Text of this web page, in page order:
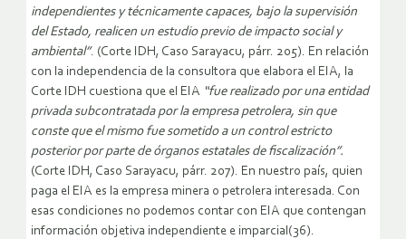
independientes y técnicamente capaces, bajo la supervisión
del Estado, realicen un estudio previo de impacto social y
ambiental”. (Corte IDH, Caso Sarayacu, párr. 205). En relación
con la independencia de la consultora que elabora el EIA, la
Corte IDH cuestiona que el EIA “fue realizado por una entidad
privada subcontratada por la empresa petrolera, sin que
conste que el mismo fue sometido a un control estricto
posterior por parte de órganos estatales de fiscalización”.
(Corte IDH, Caso Sarayacu, párr. 207). En nuestro país, quien
paga el EIA es la empresa minera o petrolera interesada. Con
esas condiciones no podemos contar con EIA que contengan
información objetiva independiente e imparcial(36).